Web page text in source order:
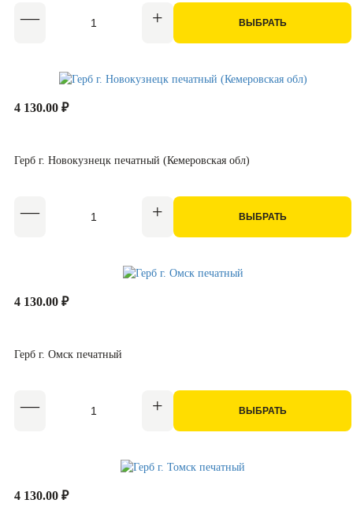
ВЫБРАТЬ
4 130.00 ₽
Герб г. Новокузнецк печатный (Кемеровская обл)
ВЫБРАТЬ
4 130.00 ₽
Герб г. Омск печатный
ВЫБРАТЬ
4 130.00 ₽